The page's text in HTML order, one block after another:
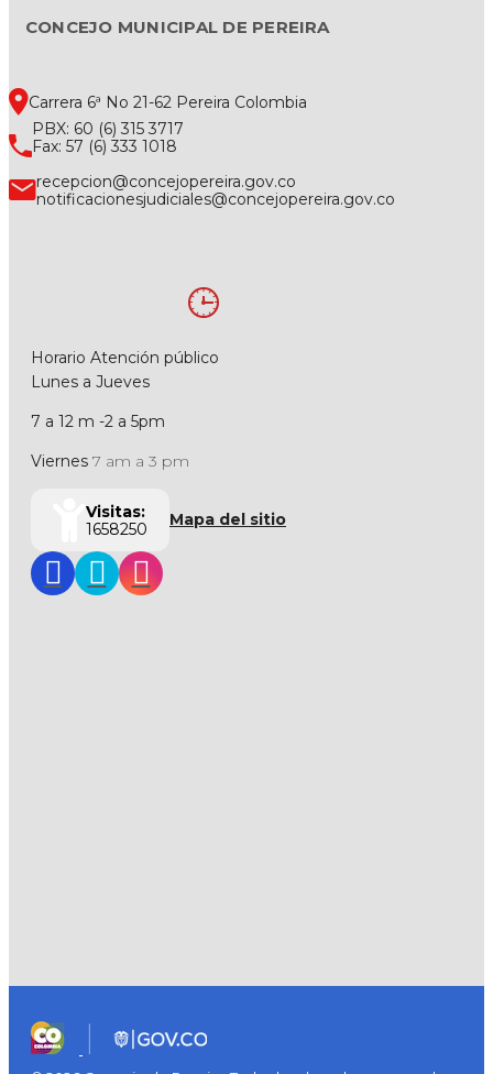
CONCEJO MUNICIPAL DE PEREIRA
Carrera 6ª No 21-62 Pereira Colombia
PBX: 60 (6) 315 3717
Fax: 57 (6) 333 1018
recepcion@concejopereira.gov.co
notificacionesjudiciales@concejopereira.gov.co
Horario Atención público
Lunes a Jueves
7 a 12 m -2 a 5pm
Viernes 7 am a 3 pm
Visitas:
1658250
Mapa del sitio